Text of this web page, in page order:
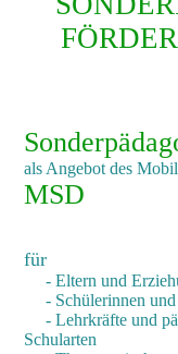
als Angebot des
MSD
für
- Eltern und
- Schülerinnen und
- Lehrkräfte und
Schularten